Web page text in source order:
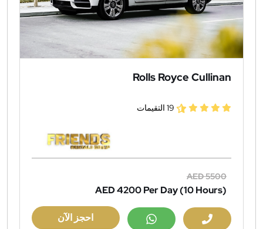
Rolls Royce Cullinan
19 التقيمات
AED 5500
AED 4200Per Day (10 Hours)
احجز الآن